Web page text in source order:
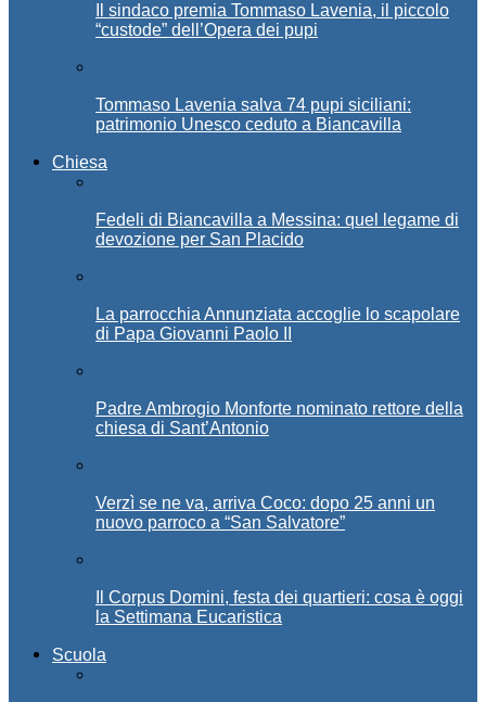
Il sindaco premia Tommaso Lavenia, il piccolo
“custode” dell’Opera dei pupi
Tommaso Lavenia salva 74 pupi siciliani:
patrimonio Unesco ceduto a Biancavilla
Chiesa
Fedeli di Biancavilla a Messina: quel legame di
devozione per San Placido
La parrocchia Annunziata accoglie lo scapolare
di Papa Giovanni Paolo II
Padre Ambrogio Monforte nominato rettore della
chiesa di Sant’Antonio
Verzì se ne va, arriva Coco: dopo 25 anni un
nuovo parroco a “San Salvatore”
Il Corpus Domini, festa dei quartieri: cosa è oggi
la Settimana Eucaristica
Scuola